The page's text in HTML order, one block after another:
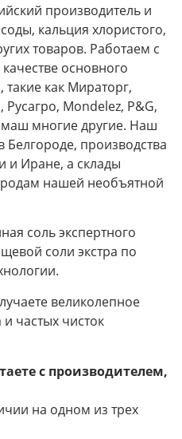
производитель и
кальция хлористого,
товаров. Работаем с
основного
как Мираторг,
Mondelez, P&G,
многие другие. Наш
Белгороде, производства
и Иране, а склады
нашей необъятной
соль экспертного
соли экстра по
великолепное
частых чисток
с производителем,
на одном из трех